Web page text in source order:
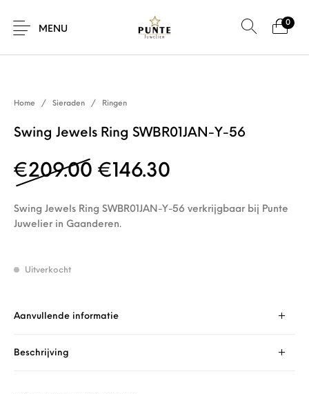
MENU
0
SALE!
Home / Sieraden / Ringen
Swing Jewels Ring SWBR01JAN-Y-56
€209.00 Oorspronkelijke prijs
€ 146.30
Swing Jewels Ring SWBR01JAN-Y-56 verkrijgbaar bij Punte
Juwelier in Gaanderen.
Uitverkocht
Aanvullende informatie
Beschrijving